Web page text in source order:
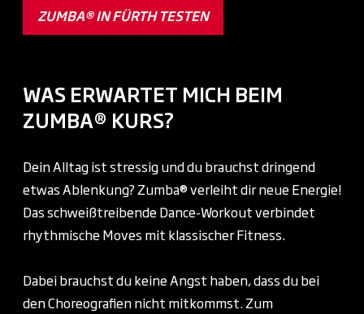
ZUMBA® IN FÜRTH TESTEN
WAS ERWARTET MICH BEIM
ZUMBA® KURS?
Dein Alltag ist stressig und du brauchst dringend
etwas Ablenkung? Zumba® verleiht dir neue Energie!
Das schweißtreibende Dance-Workout verbindet
rhythmische Moves mit klassischer Fitness.
Dabei brauchst du keine Angst haben, dass du bei
den Choreografien nicht mitkommst. Zum